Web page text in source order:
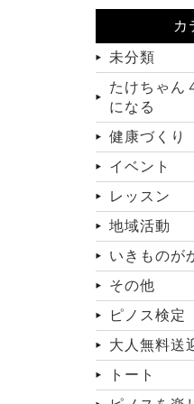
カ
未分類
たけちゃん
になる
健康づくり
イベント
レッスン
地域活動
いきものが
その他
ピノス検定
大人無料送
トート